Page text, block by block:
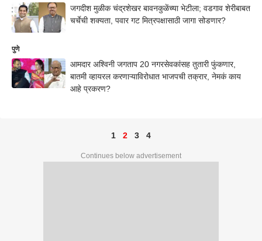
जगदीश मुळीक चंद्रशेखर बावनकुळेंच्या भेटीला; वडगाव शेरीबाबत
चर्चेची शक्यता, पवार गट मित्रपक्षासाठी जागा सोडणार?
पुणे
आमदार अश्विनी जगताप 20 नगरसेवकांसह तुतारी फुंकणार,
बातमी व्हायरल करणाऱ्याविरोधात भाजपची तक्रार, नेमकं काय
आहे प्रकरण?
1 2 3 4
Continues below advertisement